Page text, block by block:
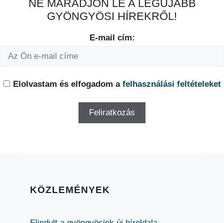
NE MARADJON LE A LEGÚJABB
GYÖNGYÖSI HÍREKRŐL!
E-mail cím:
Elolvastam és elfogadom a felhasználási feltételeket
KÖZLEMÉNYEK